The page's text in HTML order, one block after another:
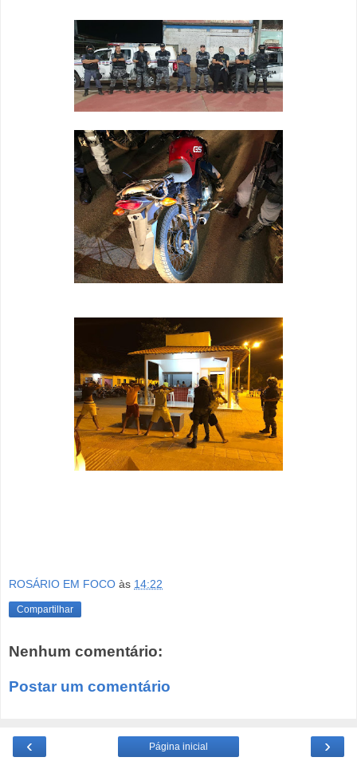
ROSÁRIO EM FOCO às 14:22
Compartilhar
Nenhum comentário:
Postar um comentário
‹ ›
Página inicial